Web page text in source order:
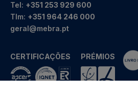
Tel: +351 253 929 600
Tlm: +351 964 246 000
geral@mebra.pt
CERTIFICAÇÕES PRÉMIOS